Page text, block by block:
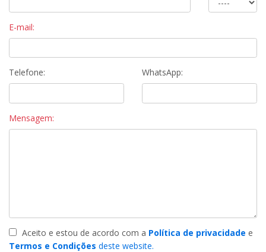
E-mail:
Telefone: WhatsApp:
Mensagem:
Aceito e estou de acordo com a Política de privacidade e
Termos e Condições deste website.